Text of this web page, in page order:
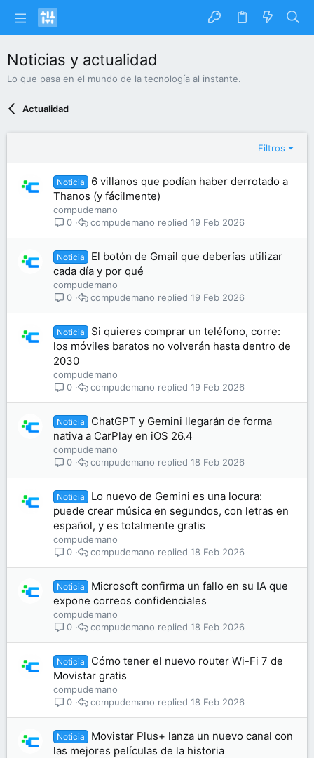
Noticias y actualidad
Lo que pasa en el mundo de la tecnología al instante.
Actualidad
Filtros
Noticia
6 villanos que podían haber derrotado a
Thanos (y fácilmente)
compudemano
0
19 Feb 2026
compudemano
Noticia
El botón de Gmail que deberías utilizar
cada día y por qué
compudemano
0
19 Feb 2026
compudemano
Noticia
Si quieres comprar un teléfono, corre:
los móviles baratos no volverán hasta dentro de
2030
compudemano
0
19 Feb 2026
compudemano
Noticia
ChatGPT y Gemini llegarán de forma
nativa a CarPlay en iOS 26.4
compudemano
0
18 Feb 2026
compudemano
Noticia
Lo nuevo de Gemini es una locura:
puede crear música en segundos, con letras en
español, y es totalmente gratis
compudemano
0
18 Feb 2026
compudemano
Noticia
Microsoft confirma un fallo en su IA que
expone correos confidenciales
compudemano
0
18 Feb 2026
compudemano
Noticia
Cómo tener el nuevo router Wi-Fi 7 de
Movistar gratis
compudemano
0
18 Feb 2026
compudemano
Noticia
Movistar Plus+ lanza un nuevo canal con
las mejores películas de la historia